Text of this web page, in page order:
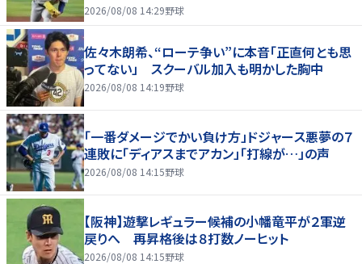
2026/08/08 14:29野球
佐々木朗希、“ローテ争い”に本音「正直何とも思
ってない」 スクーバル加入も明かした胸中
2026/08/08 14:19野球
「一番ダメージでかい負け方」ドジャース悪夢の７
連敗に「ディアスまでアカン」「打線が…」の声
2026/08/08 14:15野球
【阪神】遊撃レギュラー候補の小幡竜平が２軍逆
戻りへ 再昇格後は８打数ノーヒット
2026/08/08 14:15野球